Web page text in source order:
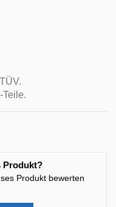
Teile.
Produkt?
Produkt bewerten